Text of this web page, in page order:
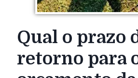
Qual o prazo
retorno para